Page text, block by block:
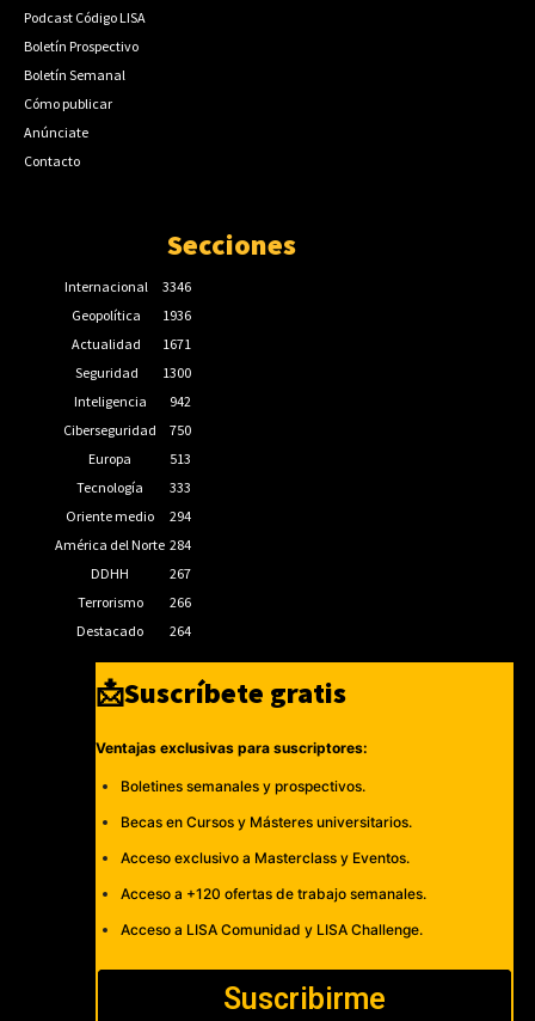
Podcast Código LISA
Boletín Prospectivo
Boletín Semanal
Cómo publicar
Anúnciate
Contacto
Secciones
Internacional
3346
Geopolítica
1936
Actualidad
1671
Seguridad
1300
Inteligencia
942
Ciberseguridad
750
Europa
513
Tecnología
333
Oriente medio
294
América del Norte 284
DDHH
267
Terrorismo
266
Destacado
264
📩Suscríbete gratis
Ventajas exclusivas para suscriptores:
Boletines semanales y prospectivos.
Becas en Cursos y Másteres universitarios.
Acceso exclusivo a Masterclass y Eventos.
Acceso a +120 ofertas de trabajo semanales.
Acceso a LISA Comunidad y LISA Challenge.
Suscribirme